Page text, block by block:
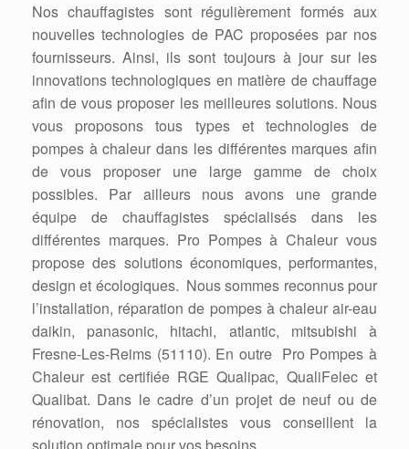
Nos chauffagistes sont régulièrement formés aux
nouvelles technologies de PAC proposées par nos
fournisseurs. Ainsi, ils sont toujours à jour sur les
innovations technologiques en matière de chauffage
afin de vous proposer les meilleures solutions. Nous
vous proposons tous types et technologies de
pompes à chaleur dans les différentes marques afin
de vous proposer une large gamme de choix
possibles. Par ailleurs nous avons une grande
équipe de chauffagistes spécialisés dans les
différentes marques. Pro Pompes à Chaleur vous
propose des solutions économiques, performantes,
design et écologiques. Nous sommes reconnus pour
l’installation, réparation de pompes à chaleur air-eau
daikin, panasonic, hitachi, atlantic, mitsubishi à
Fresne-Les-Reims (51110). En outre Pro Pompes à
Chaleur est certifiée RGE Qualipac, QualiFelec et
Qualibat. Dans le cadre d’un projet de neuf ou de
rénovation, nos spécialistes vous conseillent la